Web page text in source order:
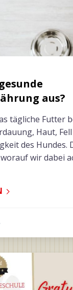
aus?
tägliche Futter
Haut,
des Hundes.
wir dabei